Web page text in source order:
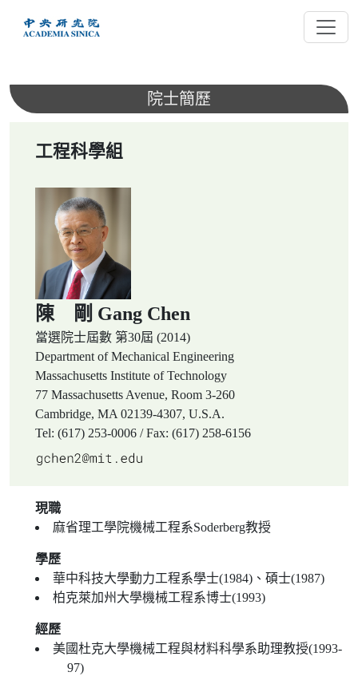
內
院士簡歷
工程科學組
陳 剛 Gang Chen
當選院士屆數 第30屆 (2014)
Department of Mechanical Engineering
Massachusetts Institute of Technology
77 Massachusetts Avenue, Room 3-260
Cambridge, MA 02139-4307, U.S.A.
Tel: (617) 253-0006 / Fax: (617) 258-6156
現職
麻省理工學院機械工程系Soderberg教授
學歷
華中科技大學動力工程系學士(1984)、碩士(1987)
柏克萊加州大學機械工程系博士(1993)
經歷
美國杜克大學機械工程與材料科學系助理教授(1993-
97)